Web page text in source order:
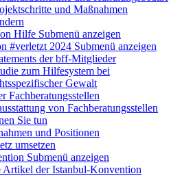
und Maßnahmen
Hilfe Submenü anzeigen
#verletzt 2024 Submenü anzeigen
der bff-Mitglieder
zum Hilfesystem bei
Gewalt
Fachberatungsstellen
von Fachberatungsstellen
Sie tun
und Positionen
umsetzen
Submenü anzeigen
Artikel der Istanbul-Konvention